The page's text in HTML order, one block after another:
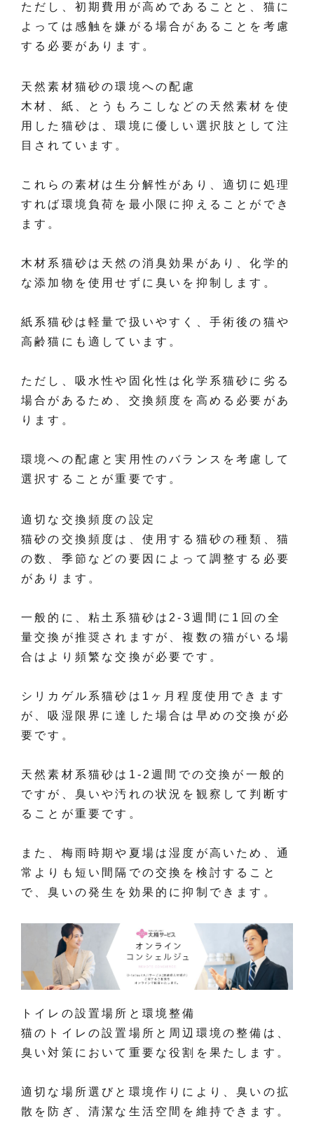
ただし、初期費用が高めであることと、猫に
よっては感触を嫌がる場合があることを考慮
する必要があります。
天然素材猫砂の環境への配慮
木材、紙、とうもろこしなどの天然素材を使
用した猫砂は、環境に優しい選択肢として注
目されています。
これらの素材は生分解性があり、適切に処理
すれば環境負荷を最小限に抑えることができ
ます。
木材系猫砂は天然の消臭効果があり、化学的
な添加物を使用せずに臭いを抑制します。
紙系猫砂は軽量で扱いやすく、手術後の猫や
高齢猫にも適しています。
ただし、吸水性や固化性は化学系猫砂に劣る
場合があるため、交換頻度を高める必要があ
ります。
環境への配慮と実用性のバランスを考慮して
選択することが重要です。
適切な交換頻度の設定
猫砂の交換頻度は、使用する猫砂の種類、猫
の数、季節などの要因によって調整する必要
があります。
一般的に、粘土系猫砂は2-3週間に1回の全
量交換が推奨されますが、複数の猫がいる場
合はより頻繁な交換が必要です。
シリカゲル系猫砂は1ヶ月程度使用できます
が、吸湿限界に達した場合は早めの交換が必
要です。
天然素材系猫砂は1-2週間での交換が一般的
ですが、臭いや汚れの状況を観察して判断す
ることが重要です。
また、梅雨時期や夏場は湿度が高いため、通
常よりも短い間隔での交換を検討すること
で、臭いの発生を効果的に抑制できます。
トイレの設置場所と環境整備
猫のトイレの設置場所と周辺環境の整備は、
臭い対策において重要な役割を果たします。
適切な場所選びと環境作りにより、臭いの拡
散を防ぎ、清潔な生活空間を維持できます。